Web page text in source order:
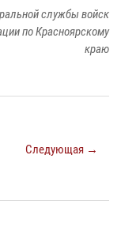
службы войск
по Красноярскому
краю
Следующая →